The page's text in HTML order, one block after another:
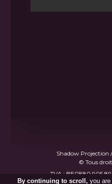
Shadow Projection
© Tous
TVA :
By continuing to scroll, you